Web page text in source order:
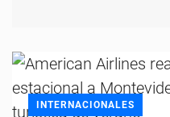
INTERNACIONALES